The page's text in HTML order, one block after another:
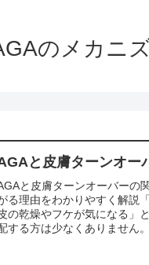
のメカニ
と皮膚ターンオー
と皮膚ターンオーバーの
る理由をわかりやすく解説
の乾燥やフケが気になる」
する方は少なくありません